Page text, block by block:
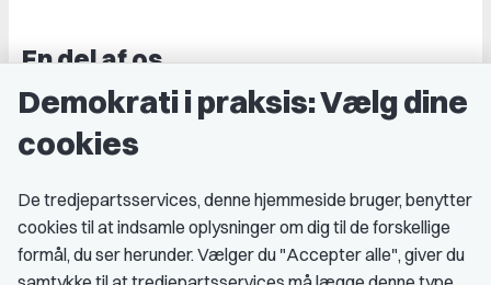
En del af os
Grupper og kredse
Studenterorganisationer
Medlemskab
Demokrati i praksis: Vælg dine
cookies
De tredjepartsservices, denne hjemmeside bruger, benytter
cookies til at indsamle oplysninger om dig til de forskellige
formål, du ser herunder. Vælger du "Accepter alle", giver du